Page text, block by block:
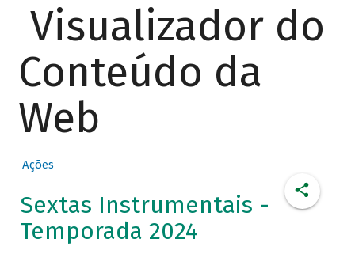
Visualizador do
Conteúdo da
Web
Ações
Sextas Instrumentais -
Temporada 2024